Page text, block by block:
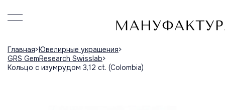
Главная Ювелирные украшения
GRS GemResearch Swisslab
Кольцо с изумрудом 3,12 ct. (Colombia)